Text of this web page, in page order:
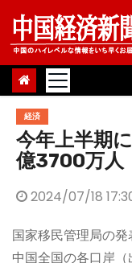
Skip
content
経済
今年上半期
億3700万人
2024/07/18
国家移民管理局の
中国全国の各口岸